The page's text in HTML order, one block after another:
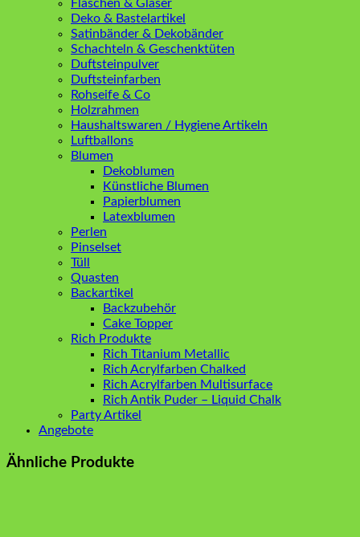
Flaschen & Gläser
Deko & Bastelartikel
Satinbänder & Dekobänder
Schachteln & Geschenktüten
Duftsteinpulver
Duftsteinfarben
Rohseife & Co
Holzrahmen
Haushaltswaren / Hygiene Artikeln
Luftballons
Blumen
Dekoblumen
Künstliche Blumen
Papierblumen
Latexblumen
Perlen
Pinselset
Tüll
Quasten
Backartikel
Backzubehör
Cake Topper
Rich Produkte
Rich Titanium Metallic
Rich Acrylfarben Chalked
Rich Acrylfarben Multisurface
Rich Antik Puder – Liquid Chalk
Party Artikel
Angebote
Ähnliche Produkte